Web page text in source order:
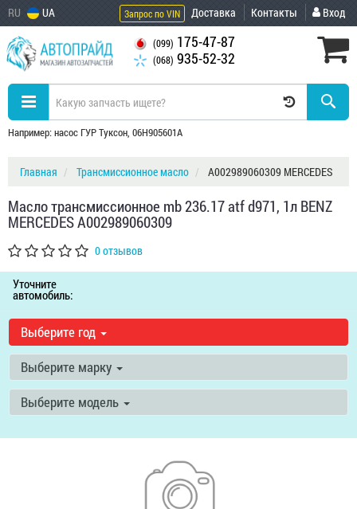
RU UA Запрос по VIN Доставка Контакты Вход
(099) 175-47-87
(068) 935-52-32
Например: насос ГУР Туксон, 06H905601A
Главная Трансмиссионное масло A002989060309 MERCEDES
Масло трансмиссионное mb 236.17 atf d971, 1л BENZ
MERCEDES A002989060309
0 отзывов
Уточните
автомобиль:
Выберите год
Выберите марку
Выберите модель